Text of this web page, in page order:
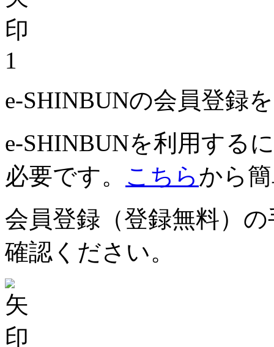
1
e-SHINBUNの会員登録
e-SHINBUNを利用する
必要です。 こちらから
会員登録（登録無料）
確認ください。